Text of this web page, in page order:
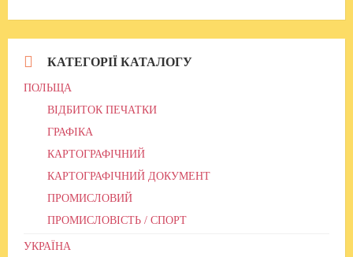
КАТЕГОРІЇ КАТАЛОГУ
ПОЛЬЩА
ВІДБИТОК ПЕЧАТКИ
ГРАФІКА
КАРТОГРАФІЧНИЙ
КАРТОГРАФІЧНИЙ ДОКУМЕНТ
ПРОМИСЛОВИЙ
ПРОМИСЛОВІСТЬ / СПОРТ
УКРАЇНА